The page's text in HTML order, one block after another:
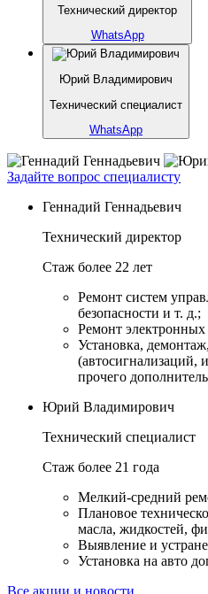
Технический директор
WhatsApp
Юрий Владимирович
Технический специалист
WhatsApp
Задайте вопрос специалисту
Геннадий Геннадьевич
Технический директор
Стаж более 22 лет
Ремонт систем
безопасности и т. д.;
Ремонт электронных
Установка,
(автосигнализаций,
прочего
Юрий Владимирович
Технический специалист
Стаж более 21 года
Мелкий-средний
Плановое
масла, жидкостей,
Выявление и
Установка на авто